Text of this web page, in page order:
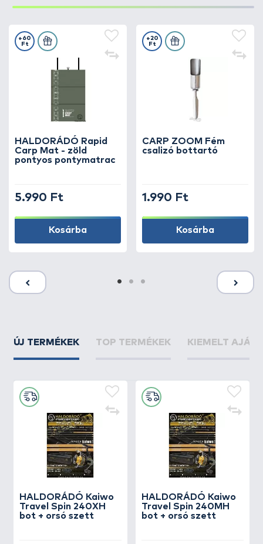
HALDORÁDÓ Rapid
Carp Mat - zöld
pontyos pontymatrac
+60
Ft
5.990 Ft
Kosárba
CARP ZOOM Fém
csalizó bottartó
+20
Ft
1.990 Ft
Kosárba
ÚJ TERMÉKEK TOP TERMÉKEK KIEMELT
HALDORÁDÓ Kaiwo
Travel Spin 240XH
bot + orsó szett
HALDORÁDÓ Kaiwo
Travel Spin 240MH
bot + orsó szett